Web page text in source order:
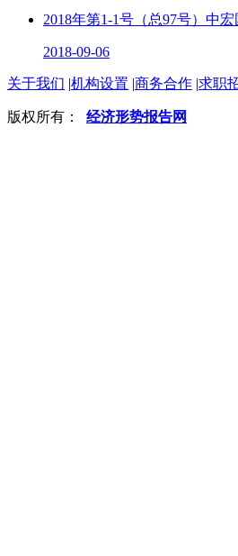
2018年第1-1号（总97号）中
2018-09-06
关于我们 |机构设置 |商务合作 |求职
版权所有： 经济形势报告网